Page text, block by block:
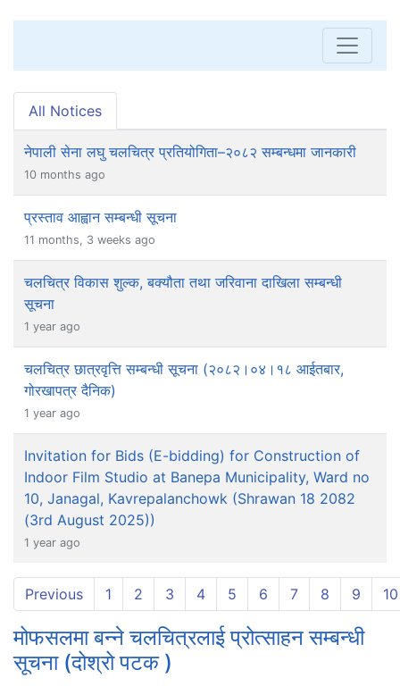
All Notices
नेपाली सेना लघु चलचित्र प्रतियोगिता–२०८२ सम्बन्धमा जानकारी
10 months ago
प्रस्ताव आह्वान सम्बन्धी सूचना
11 months, 3 weeks ago
चलचित्र विकास शुल्क, बक्यौता तथा जरिवाना दाखिला सम्बन्धी
सूचना
1 year ago
चलचित्र छात्रवृत्ति सम्बन्धी सूचना (२०८२।०४।१८ आईतबार,
गोरखापत्र दैनिक)
1 year ago
Invitation for Bids (E-bidding) for Construction of
Indoor Film Studio at Banepa Municipality, Ward no
10, Janagal, Kavrepalanchowk (Shrawan 18 2082
(3rd August 2025))
1 year ago
Previous 1 2 3 4 5 6 7 8 9 10
मोफसलमा बन्ने चलचित्रलाई प्रोत्साहन सम्बन्धी
सूचना (दोश्रो पटक )